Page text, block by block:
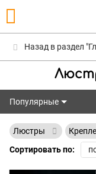
Назад в раздел
Популярные
Популярные
Люстры
Сортировать по: